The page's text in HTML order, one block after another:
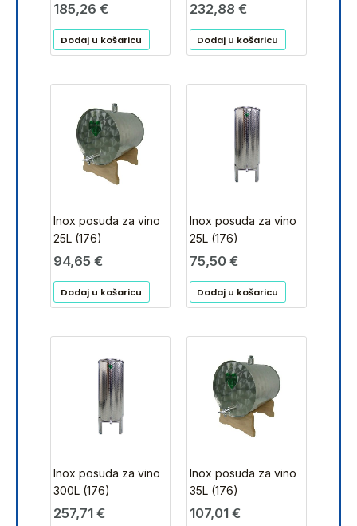
185,26 €
Dodaj u košaricu
232,88 €
Dodaj u košaricu
Inox posuda za vino
25L (176)
94,65 €
Dodaj u košaricu
Inox posuda za vino
25L (176)
75,50 €
Dodaj u košaricu
Inox posuda za vino
300L (176)
257,71 €
Inox posuda za vino
35L (176)
107,01 €